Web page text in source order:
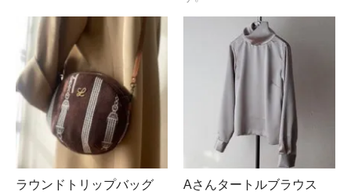
ラウンドトリップバッグ
Aさんタートルブラウス